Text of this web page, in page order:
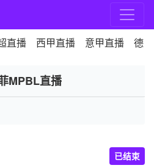
直播 西甲直播 意甲直播 德
MPBL直播
已结束